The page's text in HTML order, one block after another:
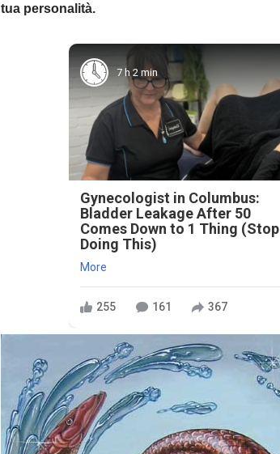
tua personalità.
7 h 2 min
Gynecologist in Columbus:
Bladder Leakage After 50
Comes Down to 1 Thing (Stop
Doing This)
More
255 161 367